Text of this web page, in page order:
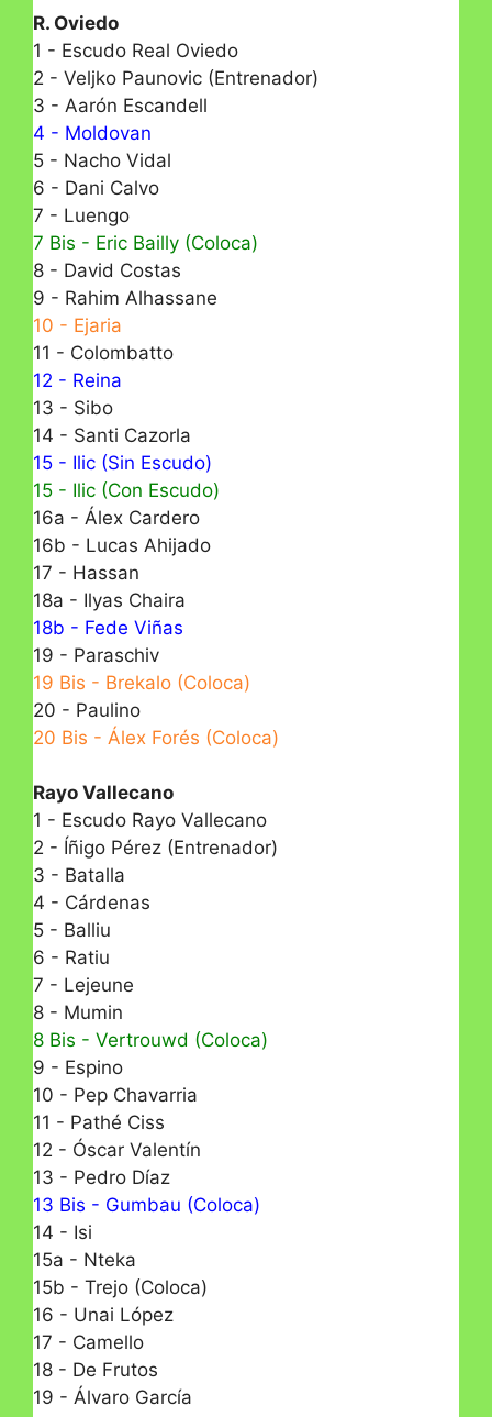
R. Oviedo
1 - Escudo Real Oviedo
2 - Veljko Paunovic (Entrenador)
3 - Aarón Escandell
4 - Moldovan
5 - Nacho Vidal
6 - Dani Calvo
7 - Luengo
7 Bis - Eric Bailly (Coloca)
8 - David Costas
9 - Rahim Alhassane
10 - Ejaria
11 - Colombatto
12 - Reina
13 - Sibo
14 - Santi Cazorla
15 - Ilic (Sin Escudo)
15 - Ilic (Con Escudo)
16a - Álex Cardero
16b - Lucas Ahijado
17 - Hassan
18a - Ilyas Chaira
18b - Fede Viñas
19 - Paraschiv
19 Bis - Brekalo (Coloca)
20 - Paulino
20 Bis - Álex Forés (Coloca)
Rayo Vallecano
1 - Escudo Rayo Vallecano
2 - Íñigo Pérez (Entrenador)
3 - Batalla
4 - Cárdenas
5 - Balliu
6 - Ratiu
7 - Lejeune
8 - Mumin
8 Bis - Vertrouwd (Coloca)
9 - Espino
10 - Pep Chavarria
11 - Pathé Ciss
12 - Óscar Valentín
13 - Pedro Díaz
13 Bis - Gumbau (Coloca)
14 - Isi
15a - Nteka
15b - Trejo (Coloca)
16 - Unai López
17 - Camello
18 - De Frutos
19 - Álvaro García